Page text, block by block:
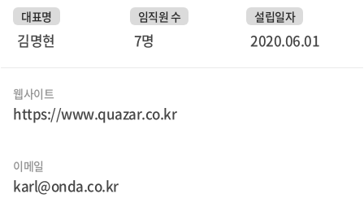
대표명
김명현
임직원 수
7명
설립일자
2020.06.01
웹사이트
https://www.quazar.co.kr
이메일
karl@onda.co.kr